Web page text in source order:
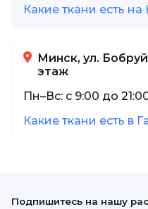
Какие ткани есть на
Минск, ул.
этаж
Пн–Вс: с 9:00 до
Какие ткани есть в
Подпишитесь на нашу